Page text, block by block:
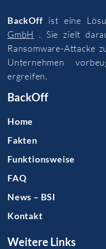
BackOffist eine
GmbH
. Sie zielt
Ransomware-Attacke
Unternehmen
ergreifen.
BackOff
Home
Fakten
Funktionsweise
FAQ
News – BSI
Kontakt
Weitere Links